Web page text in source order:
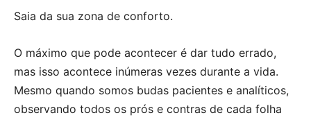
Saia da sua zona de conforto.
O máximo que pode acontecer é dar tudo errado,
mas isso acontece inúmeras vezes durante a vida.
Mesmo quando somos budas pacientes e analíticos,
observando todos os prós e contras de cada folha